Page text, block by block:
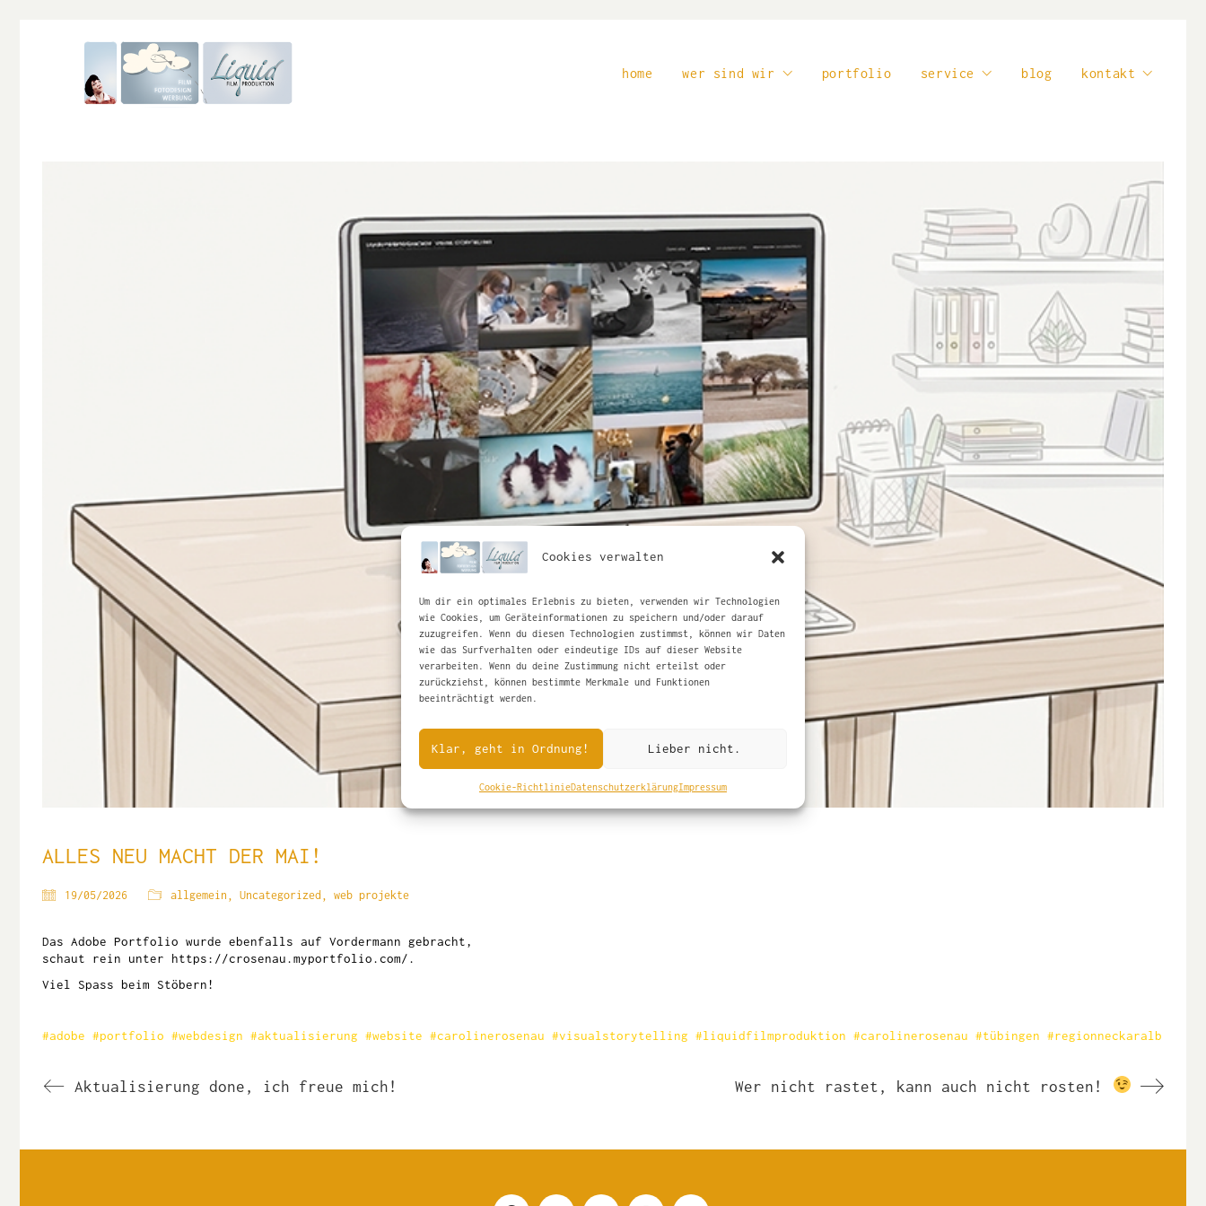
Cookies verwalten
Um dir ein optimales Erlebnis zu bieten, verwenden wir Technologien
wie Cookies, um Geräteinformationen zu speichern und/oder darauf
zuzugreifen. Wenn du diesen Technologien zustimmst, können wir Daten
wie das Surfverhalten oder eindeutige IDs auf dieser Website
verarbeiten. Wenn du deine Zustimmung nicht erteilst oder
zurückziehst, können bestimmte Merkmale und Funktionen
beeinträchtigt werden.
Klar, geht in Ordnung! Lieber nicht.
Cookie-RichtlinieDatenschutzerklärungImpressum
home wer sind wir portfolio service blog kontakt
ALLES NEU MACHT DER MAI!
19/05/2026 allgemein , Uncategorized , web projekte
Das Adobe Portfolio wurde ebenfalls auf Vordermann gebracht,
schaut rein unter https://crosenau.myportfolio.com/ .
Viel Spass beim Stöbern!
#adobe #portfolio #webdesign #aktualisierung #website #carolinerosenau #visualstorytelling #liquidfilmproduktion #carolinerosenau #tübingen #regionneckaralb
Aktualisierung done, ich freue mich! Wer nicht rastet, kann auch nicht rosten!